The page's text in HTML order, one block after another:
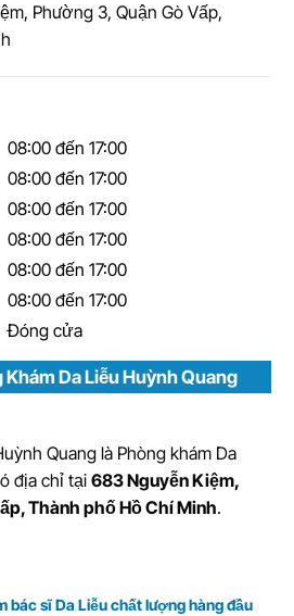
Phường 3, Quận Gò Vấp,
08:00 đến 17:00
08:00 đến 17:00
08:00 đến 17:00
08:00 đến 17:00
08:00 đến 17:00
08:00 đến 17:00
Đóng cửa
Da Liễu Huỳnh Quang
Quang là Phòng khám Da
địa chỉ tại683 Nguyễn Kiệm,
Thành phố Hồ Chí Minh.
bác sĩ Da Liễu chất lượng hàng đầu